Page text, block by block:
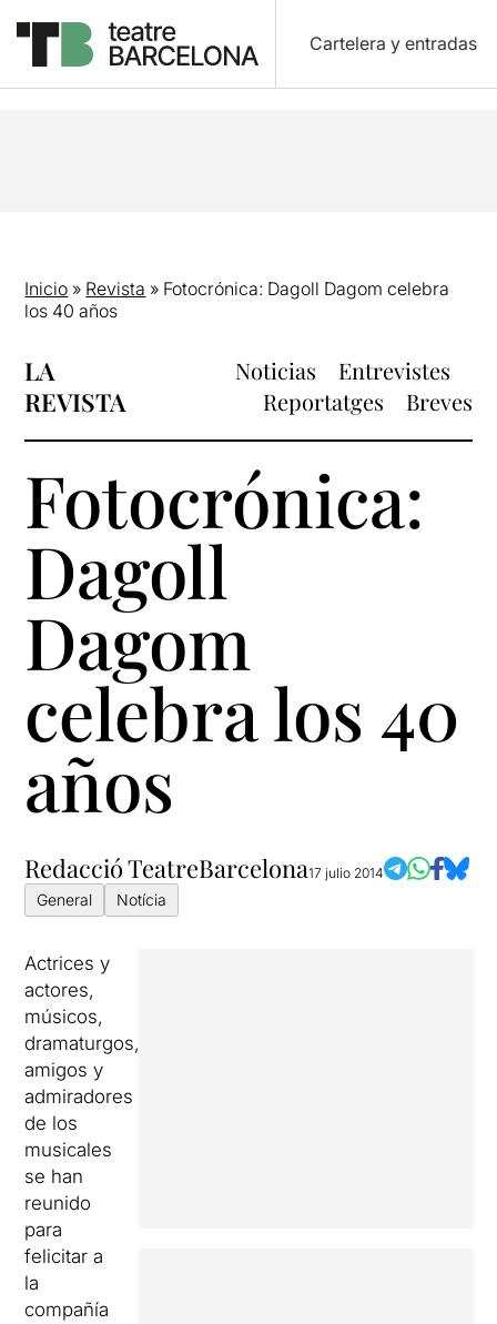
Cartelera y entradas
Inicio » Revista » Fotocrónica: Dagoll Dagom celebra
los 40 años
LA
REVISTA
Noticias
Entrevistes
Reportatges
Breves
Fotocrónica:
Dagoll
Dagom
celebra los 40
años
Redacció TeatreBarcelona17 julio 2014
General Notícia
Actrices y
actores,
músicos,
dramaturgos,
amigos y
admiradores
de los
musicales
se han
reunido
para
felicitar a
la
compañía